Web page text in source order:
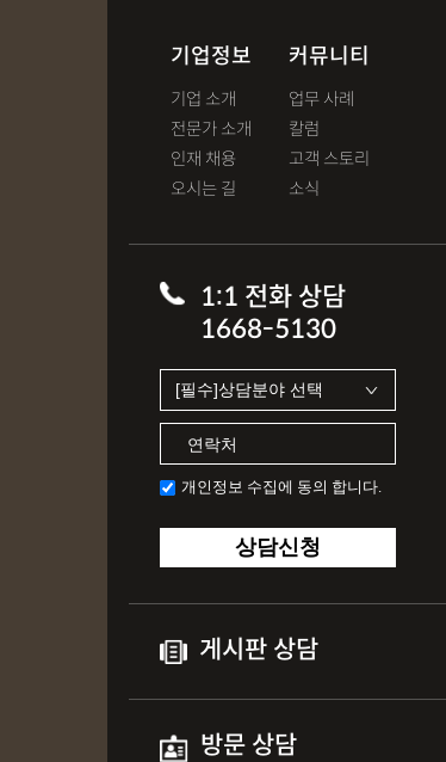
기업정보
기업 소개
전문가 소개
인재 채용
오시는 길
커뮤니티
업무 사례
칼럼
고객 스토리
소식
1:1 전화 상담
1668-5130
개인정보 수집에 동의 합니다.
상담신청
게시판 상담
방문 상담